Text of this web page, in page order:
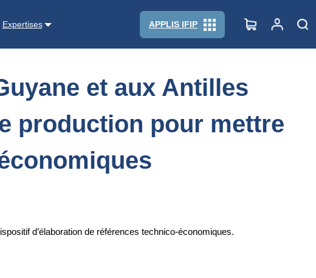
Expertises APPLIS IFIP
de production pour mettre en place un réseau de références technico-
et aux Antilles
production pour mettre
d’élaboration de références technico-économiques.